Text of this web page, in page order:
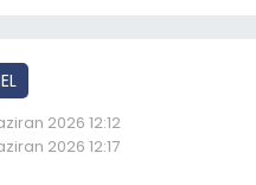
2026 12:12
2026 12:17